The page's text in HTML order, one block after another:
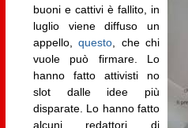
buoni e cattivi è fallito, in
luglio viene diffuso un
appello,questo , che chi
vuole può firmare. Lo
hanno fatto attivisti no
slot dalle idee più
disparate. Lo hanno fatto
alcuni redattori di